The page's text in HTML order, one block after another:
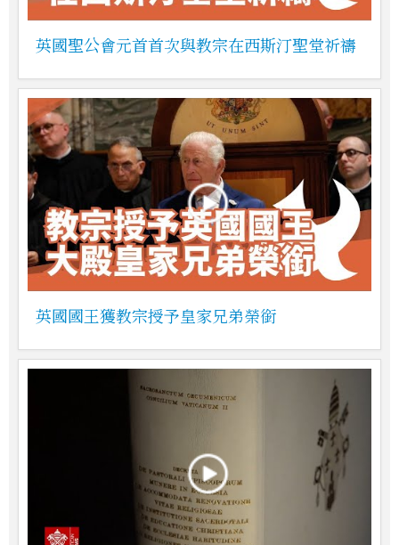
英國聖公會元首首次與教宗在西斯汀聖堂祈禱
英國國王獲教宗授予皇家兄弟榮銜